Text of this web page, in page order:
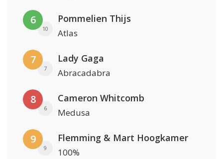
6
10
Pommelien Thijs
Atlas
7
7
Lady Gaga
Abracadabra
8
6
Cameron Whitcomb
Medusa
9
9
Flemming & Mart Hoogkamer
100%